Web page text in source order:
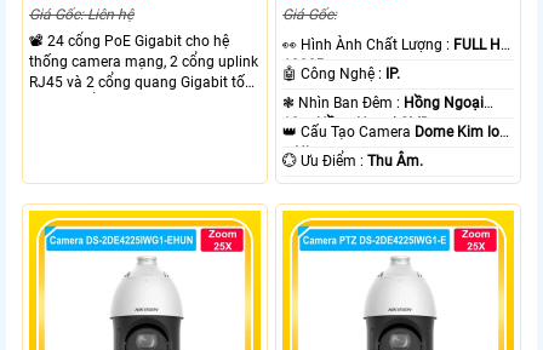
Giá Gốc: Liên hệ
📽 24 cổng PoE Gigabit cho hệ
thống camera mạng, 2 cổng uplink
RJ45 và 2 cổng quang Gigabit tốc
Giá Gốc:
️👀 Hình Ành Chất Lượng : FULL HD
1080P .
🤖️ Công Nghệ :
IP.
❃ Nhìn Ban Đêm : Hồng Ngoại
10m Hồng Ngoại SMD.
👑 Cấu Tạo Camera Dome Kim loại
+ Nhựa.
️💮 Ưu Điểm :Thu Âm.